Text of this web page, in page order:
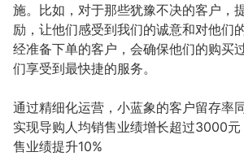
施。比如，对于那些犹豫不决的客户，
励，让他们感受到我们的诚意和对他们
经准备下单的客户，会确保他们的购买
们享受到最快捷的服务。
通过精细化运营，小蓝象的客户留存率
实现导购人均销售业绩增长超过3000
售业绩提升10%